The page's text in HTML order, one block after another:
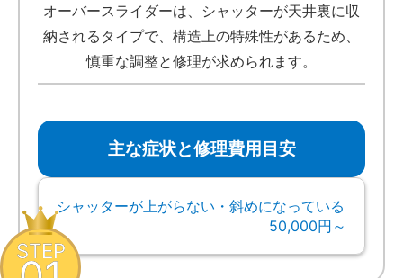
オーバースライダーは、シャッターが天井裏に収
納されるタイプで、構造上の特殊性があるため、
慎重な調整と修理が求められます。
主な症状と修理費用目安
シャッターが上がらない・斜めになっている
50,000円～
STEP